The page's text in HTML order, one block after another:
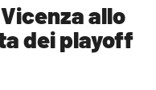
allo
dei playoff